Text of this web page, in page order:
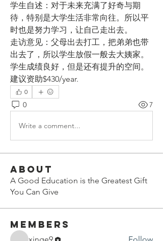
学生自述： 对于未来充满了好奇与期
待，特别是大学生活非常向往。所以平
时也是努力学习，让自己走出去。
走访意见： 父母出去打工，把弟弟也带
出去了，所以学生放假一般去大姨家。
学生成绩良好，但是还有提升的空间。
建议资助$430/year.
0
0 7
Write a comment...
About
A Good Education is the Greatest Gift
You Can Give
Members